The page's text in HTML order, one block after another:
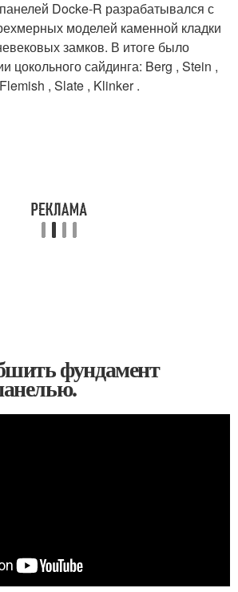
Docke-R разрабатывался с
моделей каменной кладки
замков. В итоге было
цокольного сайдинга: Berg , Stein ,
, Slate , Klinker .
фундамент